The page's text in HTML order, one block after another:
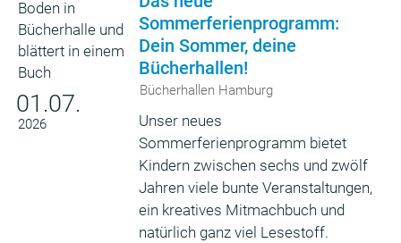
01.07.
2026
Sommerferienprogramm:
Dein Sommer, deine
Bücherhallen!
Bücherhallen Hamburg
Unser neues
Sommerferienprogramm bietet
Kindern zwischen sechs und zwölf
Jahren viele bunte Veranstaltungen,
ein kreatives Mitmachbuch und
natürlich ganz viel Lesestoff.